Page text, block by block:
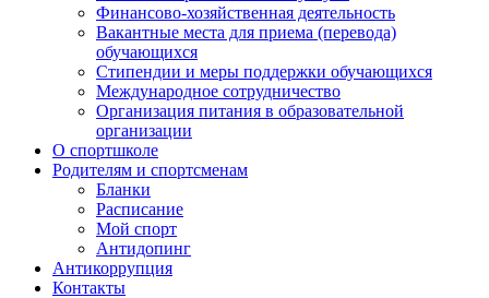
Финансово-хозяйственная деятельность
Вакантные места для приема (перевода)
обучающихся
Стипендии и меры поддержки обучающихся
Международное сотрудничество
Организация питания в образовательной
организации
О спортшколе
Родителям и спортсменам
Бланки
Расписание
Мой спорт
Антидопинг
Антикоррупция
Контакты